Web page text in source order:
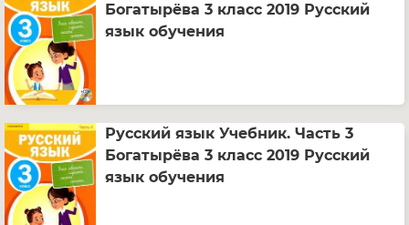
Богатырёва 3 класс 2019 Русский
язык обучения
Русский язык Учебник. Часть 3
Богатырёва 3 класс 2019 Русский
язык обучения